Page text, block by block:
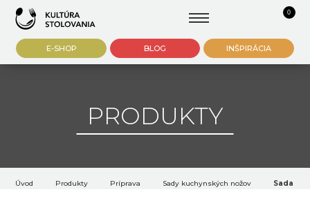
0
E-SHOP BLOG INŠPIRÁCIA
PRODUKTY
Úvod Produkty Príprava Sady kuchynských nožov Sada